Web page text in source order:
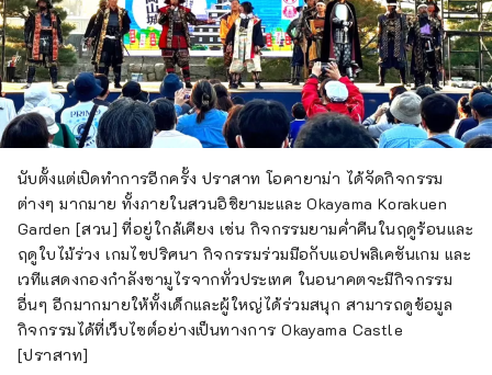
นับตั้งแต่เปิดทำการอีกครั้ง ปราสาท โอคายาม่า ได้จัดกิจกรรม
ต่างๆ มากมาย ทั้งภายในสวนอิชิยามะและ Okayama Korakuen
Garden [สวน] ที่อยู่ใกล้เคียง เช่น กิจกรรมยามค่ำคืนในฤดูร้อนและ
ฤดูใบไม้ร่วง เกมไขปริศนา กิจกรรมร่วมมือกับแอปพลิเคชันเกม และ
เวทีแสดงกองกำลังซามูไรจากทั่วประเทศ ในอนาคตจะมีกิจกรรม
อื่นๆ อีกมากมายให้ทั้งเด็กและผู้ใหญ่ได้ร่วมสนุก สามารถดูข้อมูล
กิจกรรมได้ที่เว็บไซต์อย่างเป็นทางการ Okayama Castle
[ปราสาท]